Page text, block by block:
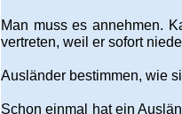
Man muss es annehmen.
vertreten, weil er sofort
Ausländer bestimmen, wie
Schon einmal hat ein